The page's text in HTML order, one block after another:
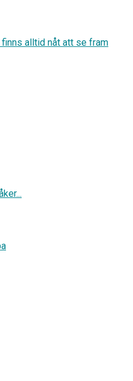
alltid nåt att se fram